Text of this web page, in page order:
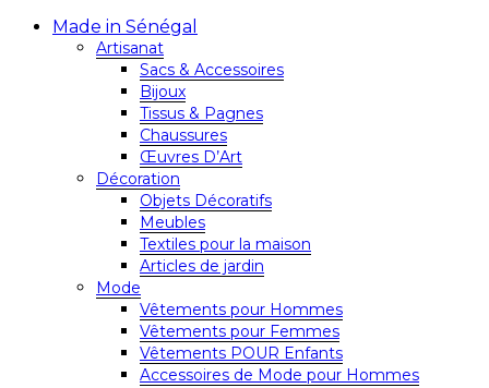
Made in Sénégal
Artisanat
Sacs & Accessoires
Bijoux
Tissus & Pagnes
Chaussures
Œuvres D’Art
Décoration
Objets Décoratifs
Meubles
Textiles pour la maison
Articles de jardin
Mode
Vêtements pour Hommes
Vêtements pour Femmes
Vêtements POUR Enfants
Accessoires de Mode pour Hommes